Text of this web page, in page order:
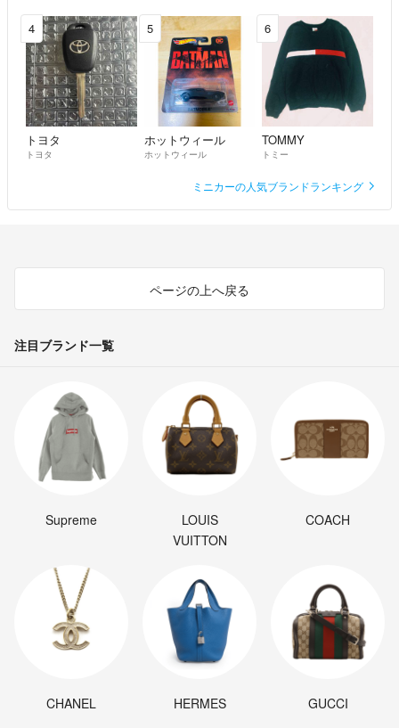
4
トヨタ
トヨタ
5
ホットウィール
ホットウィール
6
TOMMY
トミー
ミニカーの人気ブランドランキング
ページの上へ戻る
注目ブランド一覧
Supreme
LOUIS
VUITTON
COACH
CHANEL HERMES GUCCI